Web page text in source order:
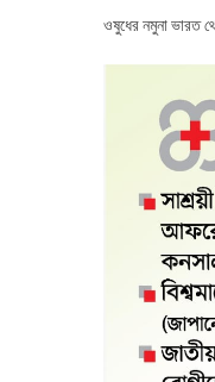
ওষুধের নমুনা ভারত